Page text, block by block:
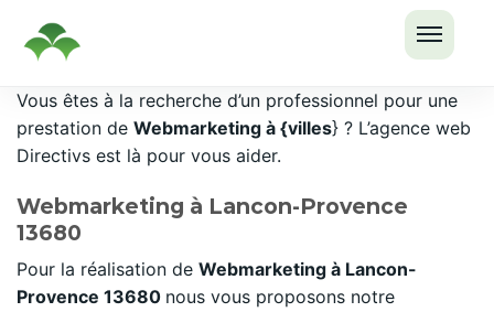
LE
Passer
au
contenu
Vous êtes à la recherche d’un professionnel pour une
prestation de Webmarketing à {villes} ? L’agence web
Directivs est là pour vous aider.
Webmarketing à Lancon-Provence
13680
Pour la réalisation de Webmarketing à Lancon-
Provence 13680 nous vous proposons notre